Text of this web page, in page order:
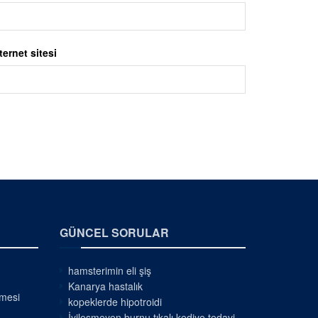
sitesi
GÜNCEL SORULAR
hamsterimin eli şiş
Kanarya hastalık
kopeklerde hipotroidi